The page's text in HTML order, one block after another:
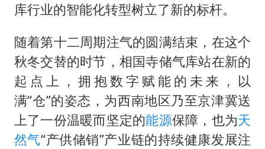
库行业的智能化转型树立了新的标杆。
随着第十二周期注气的圆满结束，在这个
秋冬交替的时节，相国寺储气库站在新的
起点上，拥抱数字赋能的未来，以
满“仓”的姿态，为西南地区乃至京津冀送
上了一份温暖而坚定的能源保障，也为天
然气“产供储销”产业链的持续健康发展注